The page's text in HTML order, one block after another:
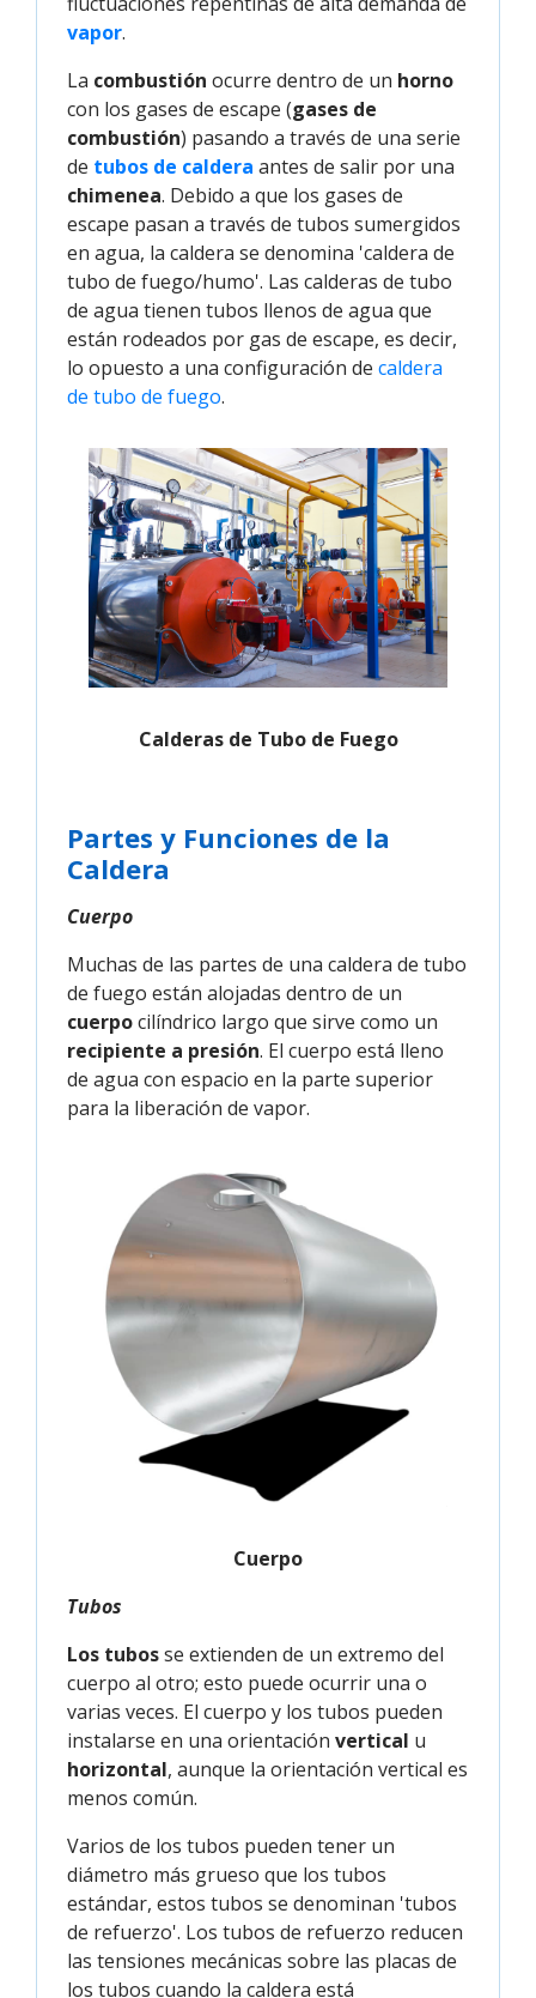
vapor.
La combustión ocurre dentro de un horno
con los gases de escape (gases de
combustión) pasando a través de una serie
de tubos de caldera antes de salir por una
chimenea. Debido a que los gases de
escape pasan a través de tubos sumergidos
en agua, la caldera se denomina 'caldera de
tubo de fuego/humo'. Las calderas de tubo
de agua tienen tubos llenos de agua que
están rodeados por gas de escape, es decir,
lo opuesto a una configuración de caldera
de tubo de fuego.
Calderas de Tubo de Fuego
Partes y Funciones de la
Caldera
Cuerpo
Muchas de las partes de una caldera de tubo
de fuego están alojadas dentro de un
cuerpocilíndrico largo que sirve como un
recipiente a presión. El cuerpo está lleno
de agua con espacio en la parte superior
para la liberación de vapor.
Cuerpo
Tubos
Los tubosse extienden de un extremo del
cuerpo al otro; esto puede ocurrir una o
varias veces. El cuerpo y los tubos pueden
instalarse en una orientación vertical u
horizontal, aunque la orientación vertical es
menos común.
Varios de los tubos pueden tener un
diámetro más grueso que los tubos
estándar, estos tubos se denominan 'tubos
de refuerzo'. Los tubos de refuerzo reducen
las tensiones mecánicas sobre las placas de
los tubos cuando la caldera está